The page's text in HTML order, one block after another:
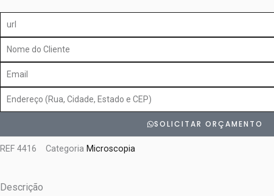
url
Nome
do
Cliente
Email
Endereço
SOLICITAR ORÇAMENTO
REF 4416 Categoria Microscopia
Descrição